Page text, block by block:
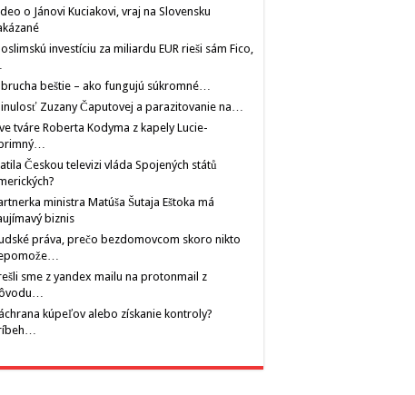
o Jánovi Kuciakovi, vraj na Slovensku
investíciu za miliardu EUR rieši sám Fico,
brucha beštie – ako fungujú súkromné…
Zuzany Čaputovej a parazitovanie na…
tváre Roberta Kodyma z kapely Lucie-
Českou televizi vláda Spojených států
ministra Matúša Šutaja Eštoka má
biznis
práva, prečo bezdomovcom skoro nikto
sme z yandex mailu na protonmail z
kúpeľov alebo získanie kontroly?